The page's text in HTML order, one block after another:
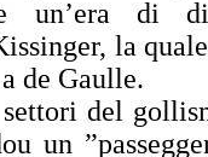
un’era di
la
de Gaulle.
del
un